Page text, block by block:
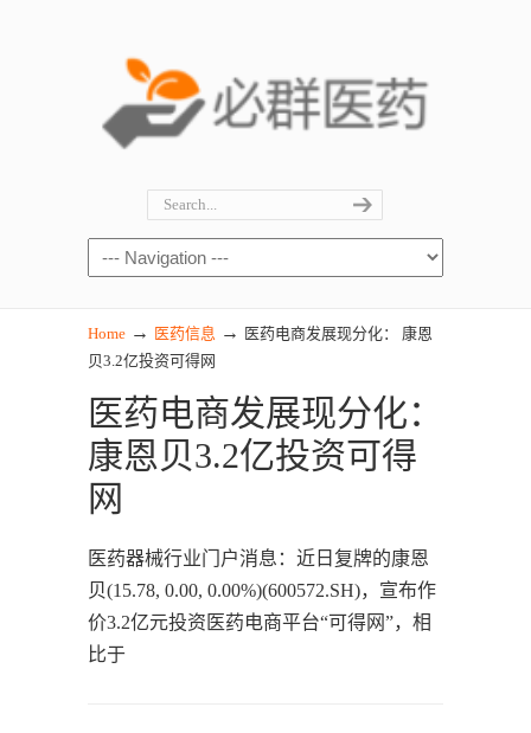
Home → 医药信息 → 医药电商发展现分化： 康恩
贝3.2亿投资可得网
医药电商发展现分化：
康恩贝3.2亿投资可得
网
医药器械行业门户消息：近日复牌的康恩
贝(15.78, 0.00, 0.00%)(600572.SH)，宣布作
价3.2亿元投资医药电商平台“可得网”，相
比于